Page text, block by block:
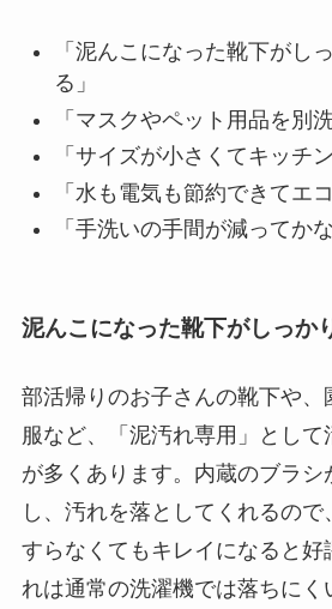
「泥んこになった靴下がし
る」
「マスクやペット用品を別
「サイズが小さくてキッチ
「水も電気も節約できてエコ
「手洗いの手間が減ってか
泥んこになった靴下がしっか
部活帰りのお子さんの靴下や、
服など、「泥汚れ専用」として
が多くあります。内蔵のブラシ
し、汚れを落としてくれるので
すらなくてもキレイになると好
れは通常の洗濯機では落ちにく